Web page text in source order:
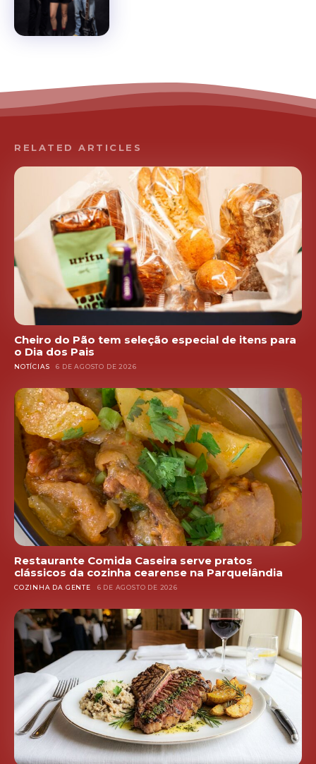
RELATED ARTICLES
Cheiro do Pão tem seleção especial de itens para
o Dia dos Pais
NOTÍCIAS 6 DE AGOSTO DE 2026
Restaurante Comida Caseira serve pratos
clássicos da cozinha cearense na Parquelândia
COZINHA DA GENTE 6 DE AGOSTO DE 2026